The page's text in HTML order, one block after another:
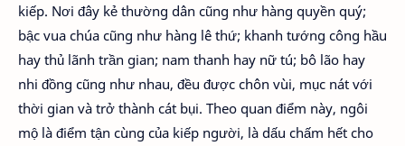
kiếp. Nơi đây kẻ thường dân cũng như hàng quyền quý;
bậc vua chúa cũng như hàng lê thứ; khanh tướng công hầu
hay thủ lãnh trần gian; nam thanh hay nữ tú; bô lão hay
nhi đồng cũng như nhau, đều được chôn vùi, mục nát với
thời gian và trở thành cát bụi. Theo quan điểm này, ngôi
mộ là điểm tận cùng của kiếp người, là dấu chấm hết cho